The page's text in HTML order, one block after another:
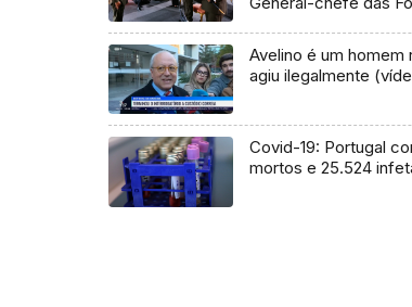
Avelino é um homem
agiu ilegalmente
Covid-19: Portugal
mortos e 25.524